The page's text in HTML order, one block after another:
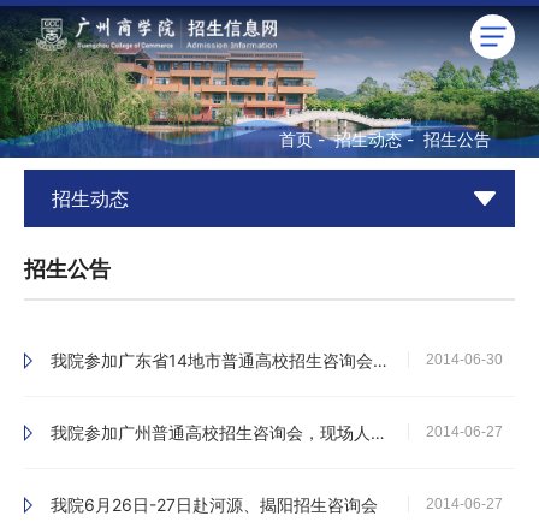
首页-招生动态-招生公告
招生动态
招生公告
2014-06-30
我院参加广东省14地市普通高校招生咨询会，众多考生家长咨询
2014-06-27
我院参加广州普通高校招生咨询会，现场人气高涨
2014-06-27
我院6月26日-27日赴河源、揭阳招生咨询会